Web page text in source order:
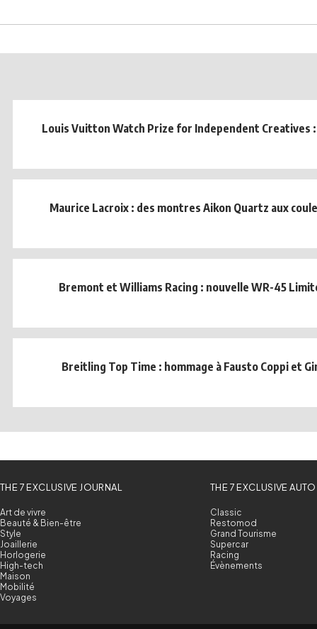
Louis Vuitton Watch Prize for Independent Creatives
Maurice Lacroix : des montres Aikon Quartz aux
Bremont et Williams Racing : nouvelle WR-45
Breitling Top Time : hommage à Fausto Coppi et
THE 7 EXCLUSIVE JOURNAL
Art de vivre
Beauté & Bien-être
Style
Joaillerie
Horlogerie
High-tech
Maison
Mobilité
Voyages
THE 7 EXCLUSIVE AUTO
Classic
Restomod
Grand Tourisme
Supercar
Racing
Évènements